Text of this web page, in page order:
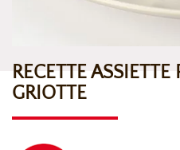
RECETTE
GRIOTTE